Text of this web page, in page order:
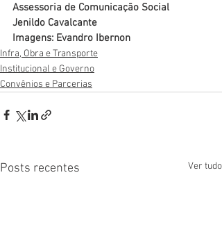
Assessoria de Comunicação Social
Jenildo Cavalcante
Imagens: Evandro Ibernon
Infra, Obra e Transporte
Institucional e Governo
Convênios e Parcerias
Posts recentes Ver tudo